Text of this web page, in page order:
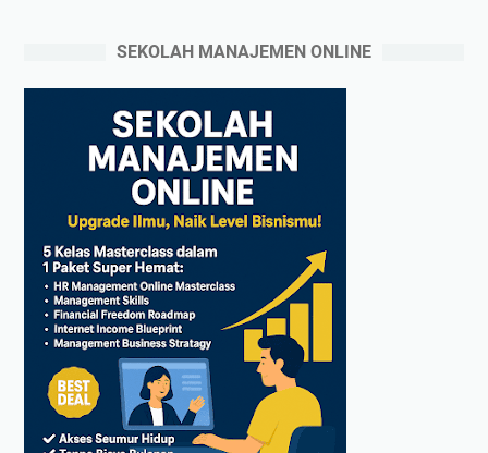
SEKOLAH MANAJEMEN ONLINE